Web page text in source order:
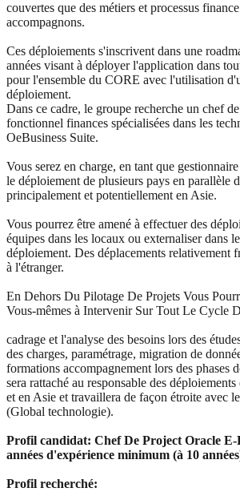
couvertes que des métiers et processus
accompagnons.
Ces déploiements s'inscrivent dans une
années visant à déployer l'application dans
pour l'ensemble du CORE avec l'utilisation
déploiement.
Dans ce cadre, le groupe recherche un chef
fonctionnel finances spécialisées dans les
OeBusiness Suite.
Vous serez en charge, en tant que
le déploiement de plusieurs pays en parallèle
principalement et potentiellement en Asie.
Vous pourrez être amené à effectuer des
équipes dans les locaux ou externaliser dans
déploiement. Des déplacements relativement
à l'étranger.
En Dehors Du Pilotage De Projets Vous
Vous-mêmes à Intervenir Sur Tout Le Cycle
cadrage et l'analyse des besoins lors des
des charges, paramétrage, migration de
formations accompagnement lors des phases
sera rattaché au responsable des
et en Asie et travaillera de façon étroite avec
(Global technologie).
Profil candidat: Chef De Project Oracle E-
années d'expérience minimum (à 10
Profil recherché: